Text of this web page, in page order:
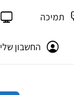
תמיכה
החשבון שלי